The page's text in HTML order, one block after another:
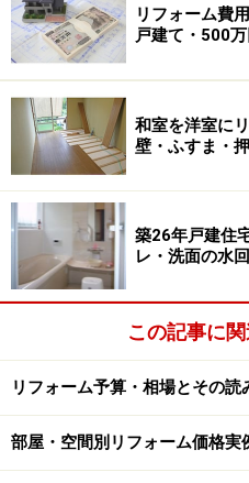
リフォーム費
戸建て・500万
和室を洋室に
壁・ふすま・
築26年戸建住
レ・洗面の水
この記事に
リフォーム予算・相場とその読
部屋・空間別リフォーム価格実